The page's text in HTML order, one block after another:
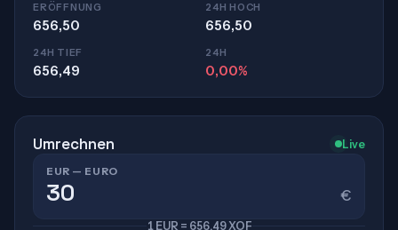
ERÖFFNUNG
656,50
24H HOCH
656,50
24H TIEF
656,49
24H
0,00%
Umrechnen Live
EUR — EURO
€
1 EUR = 656,49 XOF